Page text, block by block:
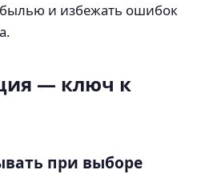
и избежать ошибок
— ключ к
при выборе